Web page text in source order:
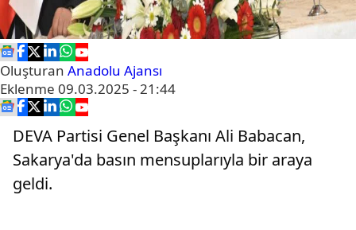
Oluşturan Anadolu Ajansı
Eklenme 09.03.2025 - 21:44
DEVA Partisi Genel Başkanı Ali Babacan,
Sakarya'da basın mensuplarıyla bir araya
geldi.